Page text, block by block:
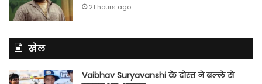
21 hours ago
खेल
Vaibhav Suryavanshi के दोस्त ने बल्ले से